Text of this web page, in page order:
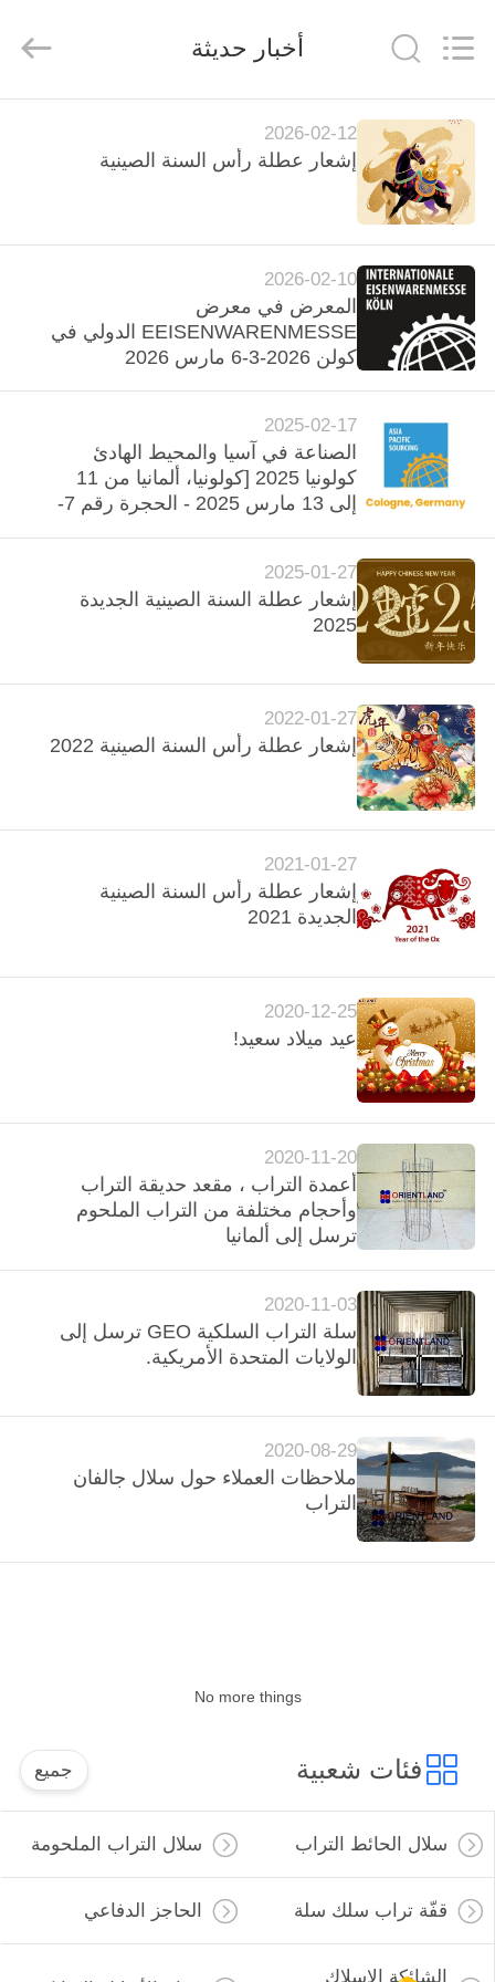
منزل،
بيت
منتجات
معلومات
عنا
المعمل
مراقبة
الجودة
اتصل
بنا
أخبار
اطلب
اقتباس
خريطة
الموقع
PRIVACY
POLICY
Co.,
Reserved.
أخبار حديثة
2026-02-12
إشعار عطلة رأس السنة الصينية
2026-02-10
المعرض في معرض
EEISENWARENMESSE الدولي في
كولن 2026-3-6 مارس 2026
2025-02-17
الصناعة في آسيا والمحيط الهادئ
كولونيا 2025 [كولونيا، ألمانيا من 11
إلى 13 مارس 2025 - الحجرة رقم 7-
2025-01-27
إشعار عطلة السنة الصينية الجديدة
2025
2022-01-27
إشعار عطلة رأس السنة الصينية 2022
2021-01-27
إشعار عطلة رأس السنة الصينية
الجديدة 2021
2020-12-25
عيد ميلاد سعيد!
2020-11-20
أعمدة التراب ، مقعد حديقة التراب
وأحجام مختلفة من التراب الملحوم
ترسل إلى ألمانيا
2020-11-03
سلة التراب السلكية GEO ترسل إلى
الولايات المتحدة الأمريكية.
2020-08-29
ملاحظات العملاء حول سلال جالفان
التراب
No more things
فئات شعبية جميع
سلال الحائط التراب سلال التراب الملحومة
قفّة تراب سلك سلة الحاجز الدفاعي
الشائكة الاسلاك